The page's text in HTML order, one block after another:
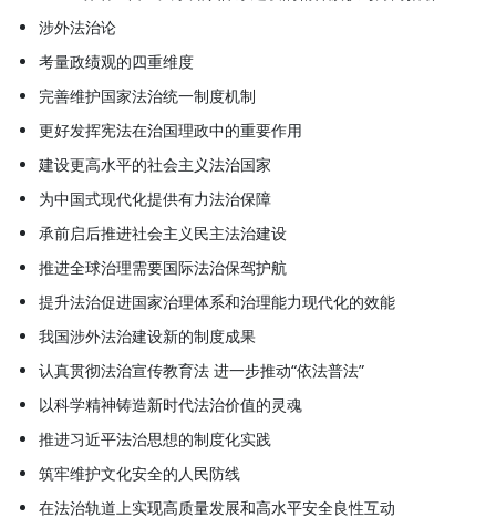
涉外法治论
考量政绩观的四重维度
完善维护国家法治统一制度机制
更好发挥宪法在治国理政中的重要作用
建设更高水平的社会主义法治国家
为中国式现代化提供有力法治保障
承前启后推进社会主义民主法治建设
推进全球治理需要国际法治保驾护航
提升法治促进国家治理体系和治理能力现代化的效能
我国涉外法治建设新的制度成果
认真贯彻法治宣传教育法 进一步推动“依法普法”
以科学精神铸造新时代法治价值的灵魂
推进习近平法治思想的制度化实践
筑牢维护文化安全的人民防线
在法治轨道上实现高质量发展和高水平安全良性互动